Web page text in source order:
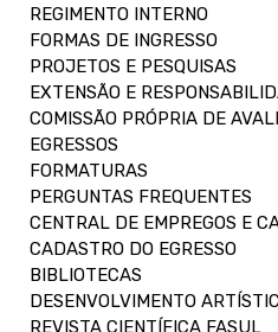
REGIMENTO INTERNO
FORMAS DE INGRESSO
PROJETOS E PESQUISAS
EXTENSÃO E
COMISSÃO PRÓPRIA DE
EGRESSOS
FORMATURAS
PERGUNTAS FREQUENTES
CENTRAL DE EMPREGOS E
CADASTRO DO EGRESSO
BIBLIOTECAS
DESENVOLVIMENTO
REVISTA CIENTÍFICA FASUL